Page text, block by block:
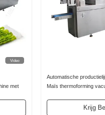
Video
met
Automatische
Maïs thermoforming
Krijg